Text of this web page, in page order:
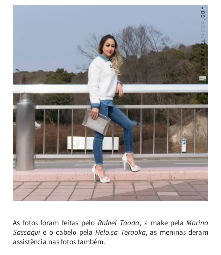
As fotos foram feitas pelo Rafael Taoda, a make pelaMarina
Sassaquie o cabelo pela Heloisa Teraoka, as meninas deram
assistência nas fotos também.